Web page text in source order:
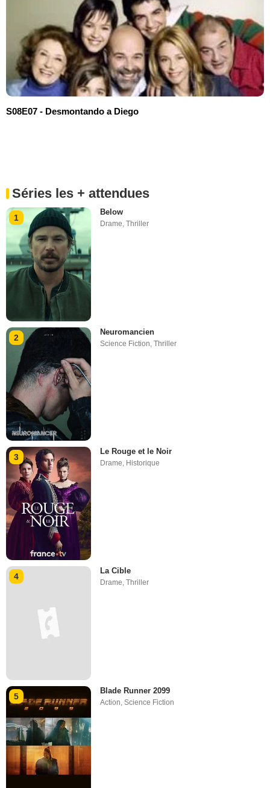
S08E07 - Desmontando a Diego
Séries les + attendues
1
Below
Drame,Thriller
2
Neuromancien
Science Fiction ,Thriller
3
Le Rouge et le Noir
Drame, Historique
4
La Cible
Drame,Thriller
5
Blade Runner 2099
Action ,Science Fiction